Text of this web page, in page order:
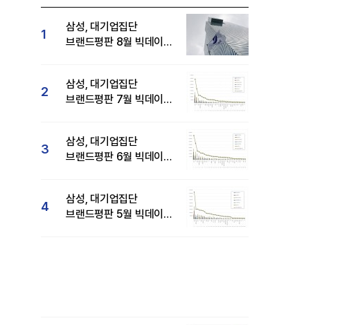
1
삼성, 대기업집단
브랜드평판 8월 빅데이터
2
삼성, 대기업집단
브랜드평판 7월 빅데이터
3
삼성, 대기업집단
브랜드평판 6월 빅데이터
4
삼성, 대기업집단
브랜드평판 5월 빅데이터